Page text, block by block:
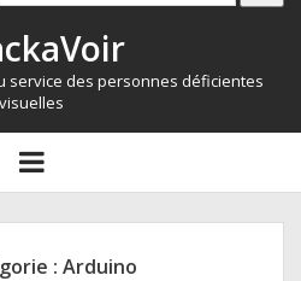
service des personnes déficientes
visuelles
ARTICLES
open
menu
: Arduino